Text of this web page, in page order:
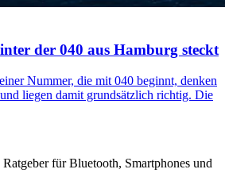
der 040 aus Hamburg steckt
Nummer, die mit 040 beginnt, denken
liegen damit grundsätzlich richtig. Die
für Bluetooth, Smartphones und